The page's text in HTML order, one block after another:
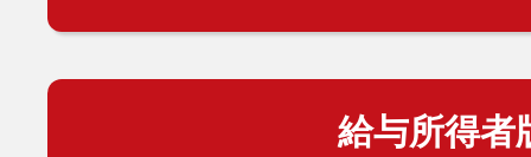
給与所得者